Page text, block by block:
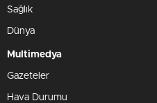
Sağlık
Dünya
Multimedya
Gazeteler
Hava Durumu